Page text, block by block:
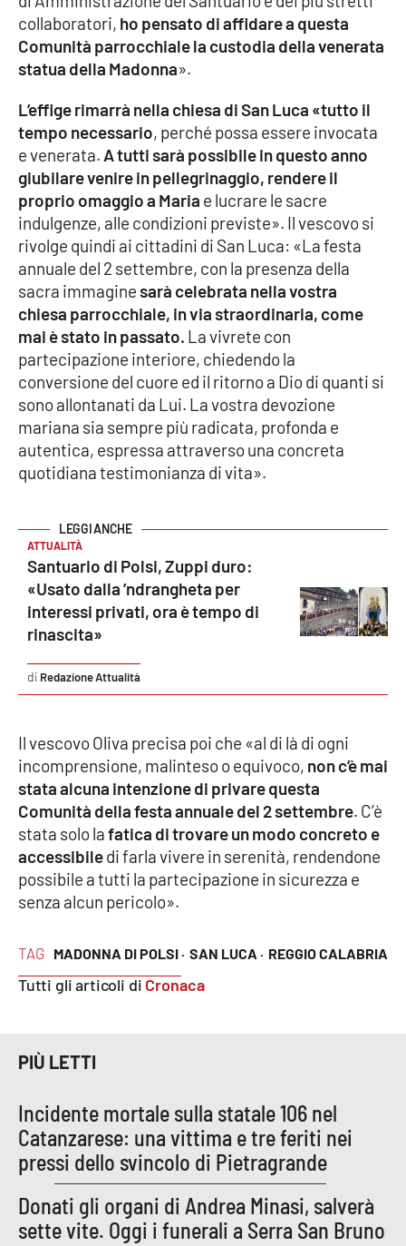
EDIZIONI
LOCALI
Catanzaro
Crotone
Vibo Valentia
Reggio Calabria
Cosenza
Lamezia Terme
PROGETTI
SPECIALI
Buona Sanità Calabria
CALABRIAVISIONE
Destinazioni
Eventi
Food
LAC
NETWORK
Lacplay.it
Lactv.it
Laconair.it
Lacitymag.it
Ilreggino.it
Ilvibonese.it
Catanzarochannel.it
TAG MADONNA DI POLSI · SAN LUCA · REGGIO CALABRIA
Tutti gli articoli di Cronaca
collaboratori, ho pensato di affidare a questa
Comunità parrocchiale la custodia della venerata
statua della Madonna».
L’effige rimarrà nella chiesa di San Luca «tutto il
tempo necessario, perché possa essere invocata
e venerata. A tutti sarà possibile in questo anno
giubilare venire in pellegrinaggio, rendere il
proprio omaggio a Maria e lucrare le sacre
indulgenze, alle condizioni previste». Il vescovo si
rivolge quindi ai cittadini di San Luca: «La festa
annuale del 2 settembre, con la presenza della
sacra immaginesarà celebrata nella vostra
chiesa parrocchiale, in via straordinaria, come
mai è stato in passato. La vivrete con
partecipazione interiore, chiedendo la
conversione del cuore ed il ritorno a Dio di quanti si
sono allontanati da Lui. La vostra devozione
mariana sia sempre più radicata, profonda e
autentica, espressa attraverso una concreta
quotidiana testimonianza di vita».
ATTUALITÀ
Santuario di Polsi, Zuppi duro:
«Usato dalla ’ndrangheta per
interessi privati, ora è tempo di
rinascita»
Redazione Attualità
Il vescovo Oliva precisa poi che «al di là di ogni
incomprensione, malinteso o equivoco, non c’è mai
stata alcuna intenzione di privare questa
Comunità della festa annuale del 2 settembre. C’è
stata solo lafatica di trovare un modo concreto e
accessibiledi farla vivere in serenità, rendendone
possibile a tutti la partecipazione in sicurezza e
senza alcun pericolo».
PIÙ LETTI
Incidente mortale sulla statale 106 nel
Catanzarese: una vittima e tre feriti nei
pressi dello svincolo di Pietragrande
Donati gli organi di Andrea Minasi, salverà
sette vite. Oggi i funerali a Serra San Bruno